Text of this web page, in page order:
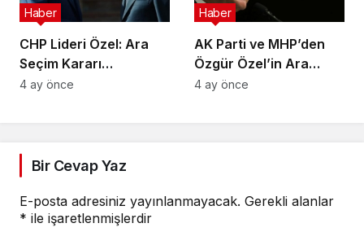
CHP Lideri Özel: Ara
Seçim Kararı
Yürütmenin Değil
Haber
4 ay önce
AK Parti ve MHP’den
Özgür Özel’in Ara
Seçim Çağrısına Ret
Haber
4 ay önce
Bir Cevap Yaz
E-posta adresiniz yayınlanmayacak. Gerekli alanlar
* ile işaretlenmişlerdir